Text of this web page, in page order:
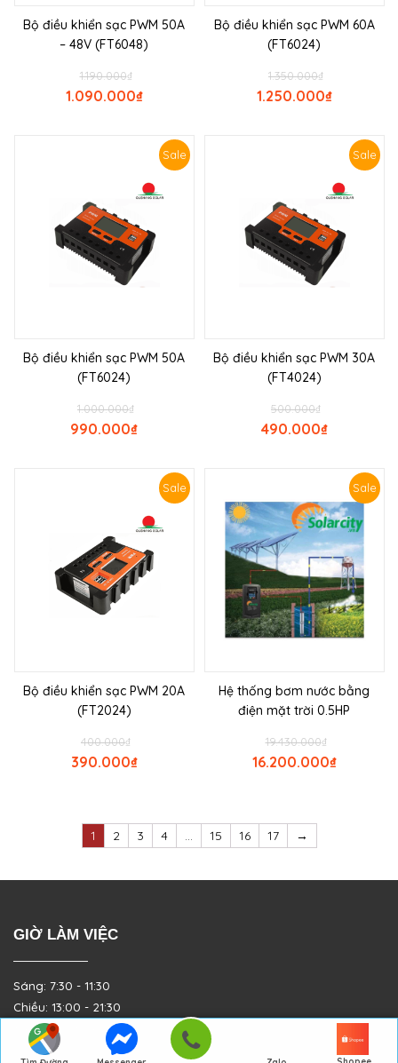
Bộ điều khiển sạc PWM 50A
– 48V (FT6048)
₫
1.190.000
₫
1.090.000
Bộ điều khiển sạc PWM 60A
(FT6024)
₫
1.350.000
₫
1.250.000
Sale
Bộ điều khiển sạc PWM 50A
(FT6024)
₫
1.000.000
₫
990.000
Sale
Bộ điều khiển sạc PWM 30A
(FT4024)
₫
500.000
₫
490.000
Sale
Bộ điều khiển sạc PWM 20A
(FT2024)
₫
400.000
₫
390.000
Sale
Hệ thống bơm nước bằng
điện mặt trời 0.5HP
₫
19.430.000
₫
16.200.000
1 2 3 4 … 15 16 17 →
GIỜ LÀM VIỆC
Sáng: 7:30 - 11:30
Chiều: 13:00 - 21:30
Từ Thứ 2 - Thứ 7